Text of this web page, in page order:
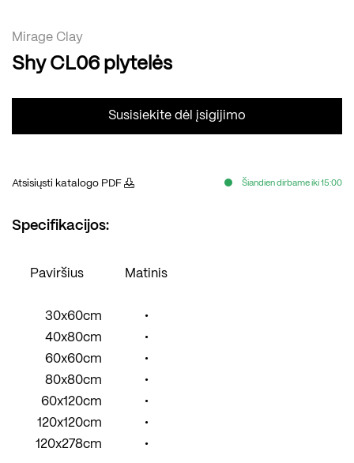
Mirage Clay
Shy CL06 plytelės
Susisiekite dėl įsigijimo
Atsisiųsti katalogo PDF Šiandien dirbame iki 15:00
Specifikacijos:
Paviršius Matinis
30x60cm
•
40x80cm
•
60x60cm
•
80x80cm
•
60x120cm
•
120x120cm
•
120x278cm
•